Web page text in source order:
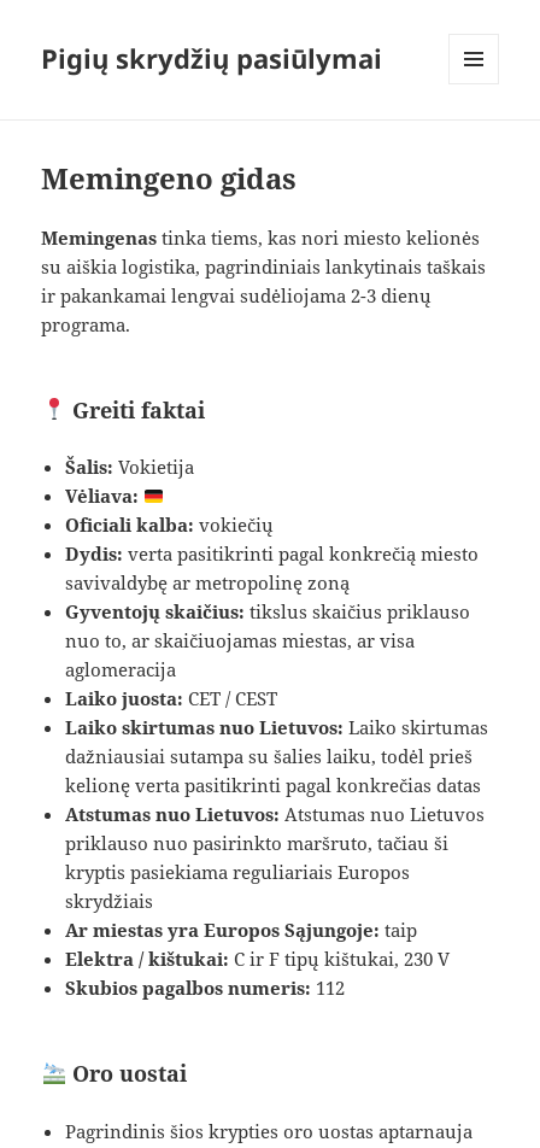
Pigių skrydžių pasiūlymai
Memingeno gidas
Memingenas tinka tiems, kas nori miesto kelionės
su aiškia logistika, pagrindiniais lankytinais taškais
ir pakankamai lengvai sudėliojama 2-3 dienų
programa.
Greiti faktai
Šalis: Vokietija
Vėliava:
Oficiali kalba: vokiečių
Dydis: verta pasitikrinti pagal konkrečią miesto
savivaldybę ar metropolinę zoną
Gyventojų skaičius: tikslus skaičius priklauso
nuo to, ar skaičiuojamas miestas, ar visa
aglomeracija
Laiko juosta: CET / CEST
Laiko skirtumas nuo Lietuvos: Laiko skirtumas
dažniausiai sutampa su šalies laiku, todėl prieš
kelionę verta pasitikrinti pagal konkrečias datas
Atstumas nuo Lietuvos: Atstumas nuo Lietuvos
priklauso nuo pasirinkto maršruto, tačiau ši
kryptis pasiekiama reguliariais Europos
skrydžiais
Ar miestas yra Europos Sąjungoje: taip
Elektra / kištukai: C ir F tipų kištukai, 230 V
Skubios pagalbos numeris: 112
Oro uostai
Pagrindinis šios krypties oro uostas aptarnauja